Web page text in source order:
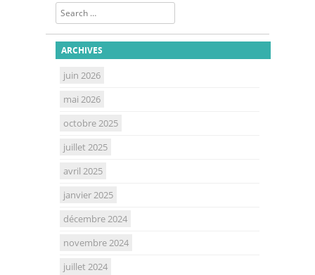
Search
ARCHIVES
juin 2026
mai 2026
octobre 2025
juillet 2025
avril 2025
janvier 2025
décembre 2024
novembre 2024
juillet 2024